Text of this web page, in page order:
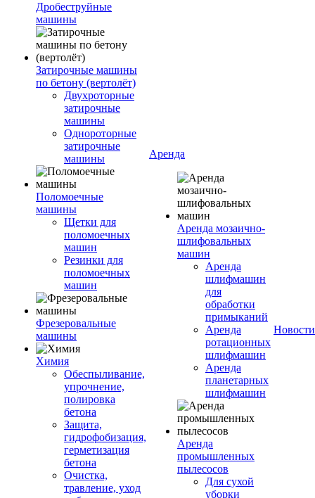
Дробеструйные
машины
Затирочные машины
по бетону (вертолёт)
Двухроторные
затирочные
машины
Однороторные
затирочные
машины
Поломоечные
машины
Щетки для
поломоечных
машин
Резинки для
поломоечных
машин
Фрезеровальные
машины
Химия
Обеспыливание,
упрочнение,
полировка
бетона
Защита,
гидрофобизация,
герметизация
бетона
Очистка,
травление, уход
Аренда
Аренда мозаично-
шлифовальных
машин
Аренда
шлифмашин
для
обработки
примыканий
Аренда
ротационных
шлифмашин
Аренда
планетарных
шлифмашин
Аренда
промышленных
пылесосов
Для сухой
уборки
Новости